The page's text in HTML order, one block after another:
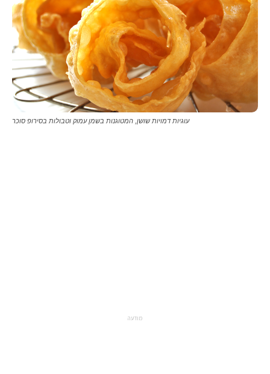
עוגיות דמויות שושן, המטוגנות בשמן עמוק וטבולות בסירופ סוכר
מודעה